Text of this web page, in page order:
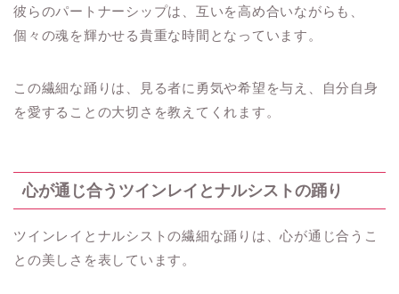
彼らのパートナーシップは、互いを高め合いながらも、
個々の魂を輝かせる貴重な時間となっています。
この繊細な踊りは、見る者に勇気や希望を与え、自分自身
を愛することの大切さを教えてくれます。
心が通じ合うツインレイとナルシストの踊り
ツインレイとナルシストの繊細な踊りは、心が通じ合うこ
との美しさを表しています。